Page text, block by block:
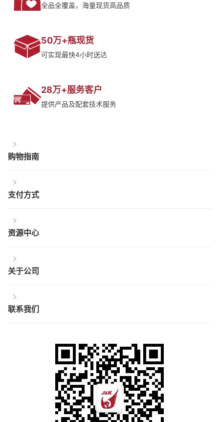
全品全覆盖，海量现货高品质
50万+瓶现货
可实现最快4小时送达
28万+服务客户
提供产品及配套技术服务
购物指南
支付方式
资源中心
关于公司
联系我们